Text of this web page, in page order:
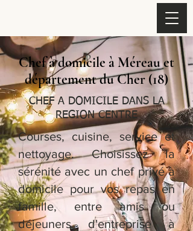
Chef à domicile à Méreau et
département du Cher (18)
CHEF A DOMICILE DANS LA
REGION CENTRE
Courses, cuisine, service et
nettoyage. Choisissez la
sérénité avec un chef privé à
domicile pour vos repas en
famille, entre amis ou
déjeuners d'entreprise à